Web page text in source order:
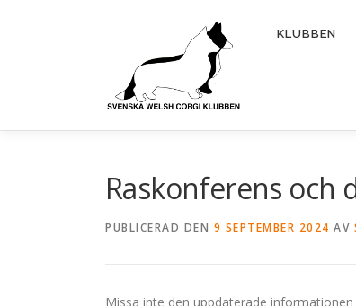
KLUBBEN
Raskonferens och
PUBLICERAD DEN 9 SEPTEMBER 2024 AV
Missa inte den uppdaterade